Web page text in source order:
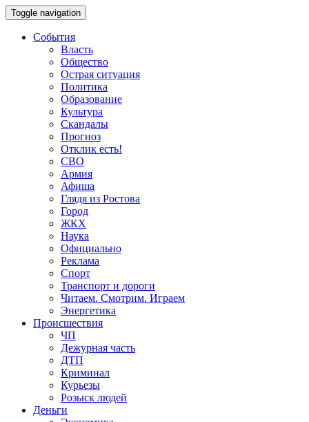
Toggle navigation
События
Власть
Общество
Острая ситуация
Политика
Образование
Культура
Скандалы
Прогноз
Отклик есть!
СВО
Армия
Афиша
Глядя из Ростова
Город
ЖКХ
Наука
Официально
Реклама
Спорт
Транспорт и дороги
Читаем. Смотрим. Играем
Энергетика
Происшествия
ЧП
Дежурная часть
ДТП
Криминал
Курьезы
Розыск людей
Деньги